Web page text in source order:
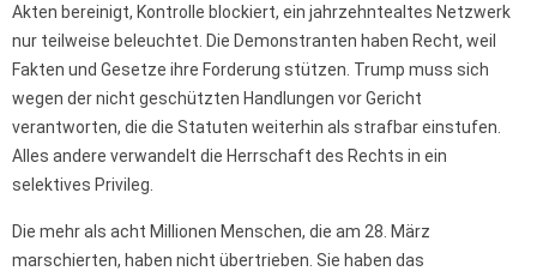
Akten bereinigt, Kontrolle blockiert, ein jahrzehntealtes Netzwerk
nur teilweise beleuchtet. Die Demonstranten haben Recht, weil
Fakten und Gesetze ihre Forderung stützen. Trump muss sich
wegen der nicht geschützten Handlungen vor Gericht
verantworten, die die Statuten weiterhin als strafbar einstufen.
Alles andere verwandelt die Herrschaft des Rechts in ein
selektives Privileg.
Die mehr als acht Millionen Menschen, die am 28. März
marschierten, haben nicht übertrieben. Sie haben das